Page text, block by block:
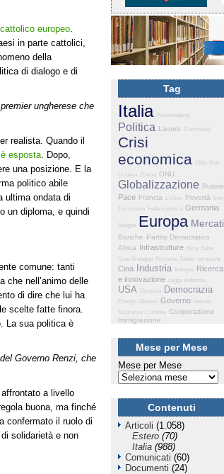
europeo
in parte cattolici,
della
di dialogo e di
ungherese che
realista. Quando il
esposta . Dopo,
una posizione. E la
politico abile
ultima ondata di
un diploma, e quindi
comune: tanti
che nell’animo delle
di dire che lui ha
scelte fatte finora.
La sua politica è
Governo Renzi, che
a livello
buona, ma finché
confermato il ruolo di
solidarietà e non
Tag
Italia Peacekeeping
Politica Lavoro Criminalità
Crisi
economica
Libia
Mali
Ucraina
Grecia ONU
Globalizzazione Russia
Pace Francia L'Ulivo Povertà
Iran
Terrorismo
Fede e politica Germania
Spagna Europa Mercati
Banche Partito Democratico
Africa Infrastrutture Siria Sahel
Gran Bretagna
Primarie Salute Istruzione
Cina Industria Bologna Ricerca
e innovazione
Legge elettorale
USA Giustizia Democrazia
Energia Giovani Governo
Internet
Sicurezza
L'Unione Cooperazione
Immigrazione
Mese per Mese
Mese per Mese
Contenuti
Articoli (1.058)
Estero (70)
Italia (988)
Comunicati (60)
Documenti (24)